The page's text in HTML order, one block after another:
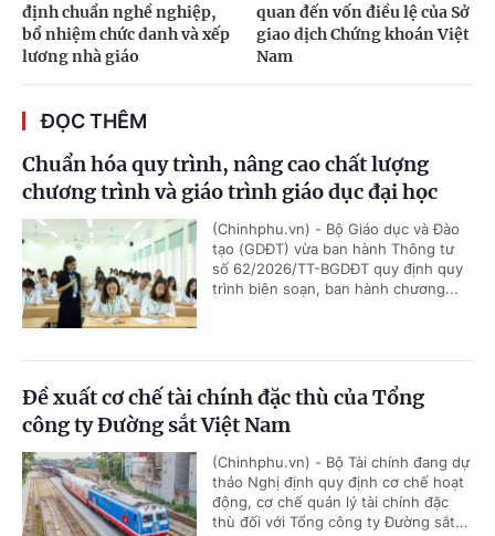
định chuẩn nghề nghiệp,
bổ nhiệm chức danh và xếp
lương nhà giáo
quan đến vốn điều lệ của Sở
giao dịch Chứng khoán Việt
Nam
ĐỌC THÊM
Chuẩn hóa quy trình, nâng cao chất lượng
chương trình và giáo trình giáo dục đại học
(Chinhphu.vn) - Bộ Giáo dục và Đào
tạo (GDĐT) vừa ban hành Thông tư
số 62/2026/TT-BGDĐT quy định quy
trình biên soạn, ban hành chương...
Đề xuất cơ chế tài chính đặc thù của Tổng
công ty Đường sắt Việt Nam
(Chinhphu.vn) - Bộ Tài chính đang dự
thảo Nghị định quy định cơ chế hoạt
động, cơ chế quản lý tài chính đặc
thù đối với Tổng công ty Đường sắt...